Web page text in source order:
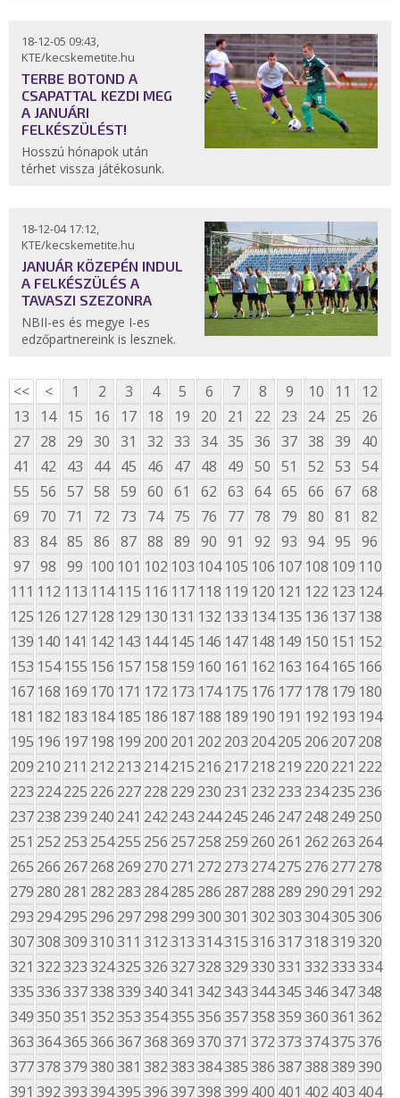
18-12-05 09:43,
KTE/kecskemetite.hu
TERBE BOTOND A
CSAPATTAL KEZDI MEG
A JANUÁRI
FELKÉSZÜLÉST!
Hosszú hónapok után
térhet vissza játékosunk.
18-12-04 17:12,
KTE/kecskemetite.hu
JANUÁR KÖZEPÉN INDUL
A FELKÉSZÜLÉS A
TAVASZI SZEZONRA
NBII-es és megye I-es
edzőpartnereink is lesznek.
<< < 1 2 3 4 5 6 7 8 9 10 11
12
13
14 15 16 17 18 19 20 21 22 23 24 25
26
27 28 29 30 31 32 33 34 35 36 37 38 39
40
41
42 43 44 45 46 47 48 49 50 51 52 53 54
55 56 57 58 59 60 61 62 63 64 65 66 67 68
69
70 71 72 73 74 75 76 77 78 79 80 81
82
83 84 85 86 87 88 89 90 91 92 93 94 95 96
97 98 99 100 101 102 103 104 105 106 107 108 109 110
111 112 113 114 115 116 117 118 119 120 121 122 123 124
125 126 127 128 129 130 131 132 133 134 135 136 137 138
139 140 141 142 143 144 145 146 147 148 149 150 151 152
153 154 155 156 157 158 159 160 161 162 163 164 165 166
167 168 169 170 171 172 173 174 175 176 177 178 179 180
181 182 183 184 185 186 187 188 189 190 191 192 193 194
195 196 197 198 199 200 201 202 203 204205 206 207208
209 210 211 212 213 214215 216 217218 219 220 221 222
223 224225 226 227228 229 230 231 232 233 234235 236
237238 239 240 241 242 243 244245 246 247248 249 250
251 252 253 254255 256 257258 259 260 261 262 263 264
265 266 267268 269 270 271 272 273 274275 276 277278
279 280 281 282 283 284285 286 287288 289 290 291 292
293 294295 296 297298 299300301 302303304305306
307308309310311 312313314315316317318319320
321 322323324325326327328329330331 332333334
335336337338339340341 342343344345346347348
349350351 352353354355356357358359360361 362
363364365366367368369370371 372373374375376
377378379380381 382383384385386387388389390
391 392393394395396397398399 400 401 402 403 404